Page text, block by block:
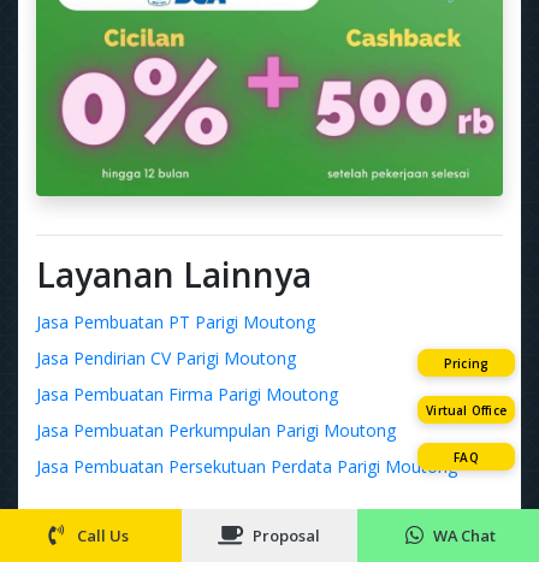
Layanan Lainnya
Jasa Pembuatan PT Parigi Moutong
Jasa Pendirian CV Parigi Moutong
Jasa Pembuatan Firma Parigi Moutong
Jasa Pembuatan Perkumpulan Parigi Moutong
Jasa Pembuatan Persekutuan Perdata Parigi Moutong
Layanan Terbaru
Pricing
Virtual Office
FAQ
Call Us Proposal WA Chat